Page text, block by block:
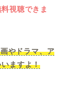
視聴できま
やドラマ、ア
ますよ！